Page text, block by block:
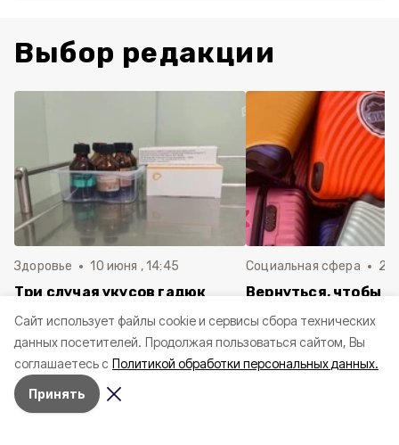
Cайт использует файлы cookie и сервисы сбора технических
данных посетителей. Продолжая пользоваться сайтом, Вы
соглашаетесь с Политикой обработки персональных данных.
Принять
Выбор редакции
Здоровье 10 июня , 14:45
Три случая укусов гадюк
Белгородской области с
начала года
Социальная сфера 20
Вернуться, чтобы
в Белгородскую
пять лет